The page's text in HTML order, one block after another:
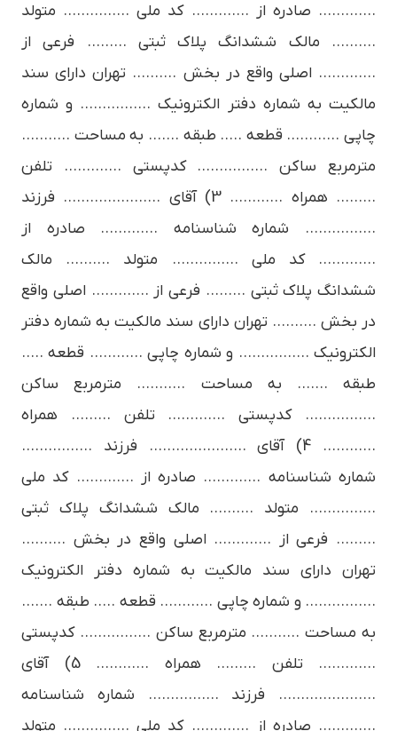
…………. صادره از …………. کد ملی …………… متولد
………. مالک ششدانگ پلاک ثبتی ……… فرعی از
…………. اصلی واقع در بخش ………. تهران دارای سند
مالکیت به شماره دفتر الکترونیک ……………. و شماره
چاپی ………… قطعه ….. طبقه ……. به مساحت ………..
مترمربع ساکن ……………. کدپستی …………. تلفن
……… همراه ………… 3) آقای …………………. فرزند
……………. شماره شناسنامه …………. صادره از
…………. کد ملی …………… متولد ………. مالک
ششدانگ پلاک ثبتی ……… فرعی از …………. اصلی واقع
در بخش ………. تهران دارای سند مالکیت به شماره دفتر
الکترونیک ……………. و شماره چاپی ………… قطعه …..
طبقه ……. به مساحت ……….. مترمربع ساکن
……………. کدپستی …………. تلفن ……… همراه
………… 4) آقای …………………. فرزند …………….
شماره شناسنامه …………. صادره از …………. کد ملی
…………… متولد ………. مالک ششدانگ پلاک ثبتی
……… فرعی از …………. اصلی واقع در بخش ……….
تهران دارای سند مالکیت به شماره دفتر الکترونیک
……………. و شماره چاپی ………… قطعه ….. طبقه …….
به مساحت ……….. مترمربع ساکن ……………. کدپستی
…………. تلفن ……… همراه ………… 5) آقای
…………………. فرزند ……………. شماره شناسنامه
…………. صادره از …………. کد ملی …………… متولد